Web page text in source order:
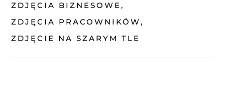
ZDJĘCIA BIZNESOWE
ZDJĘCIA PRACOWNIKÓW
ZDJĘCIE NA SZARYM TLE